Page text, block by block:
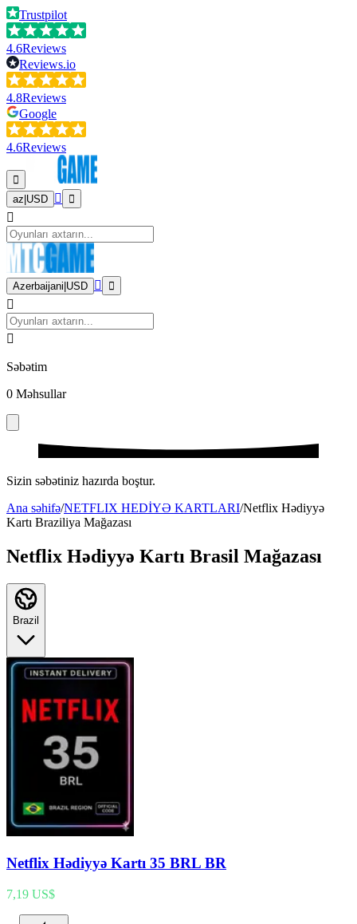
Trustpilot
4.6Reviews
Reviews.io
4.8Reviews
Google
4.6Reviews
az USD
Azerbaijani USD
Səbətim
0 Məhsullar
Sizin səbətiniz hazırda boştur.
Ana səhifə/NETFLIX HEDİYƏ KARTLARI/Netflix Hədiyyə
Kartı Braziliya Mağazası
Netflix Hədiyyə Kartı Brasil Mağazası
Brazil
Netflix Hədiyyə Kartı 35 BRL BR
7,19 US$